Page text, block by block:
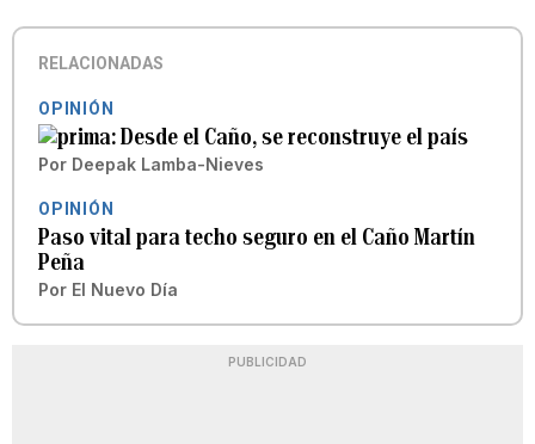
RELACIONADAS
OPINIÓN
Desde el Caño, se reconstruye el país
Por Deepak Lamba-Nieves
OPINIÓN
Paso vital para techo seguro en el Caño Martín
Peña
Por El Nuevo Día
PUBLICIDAD